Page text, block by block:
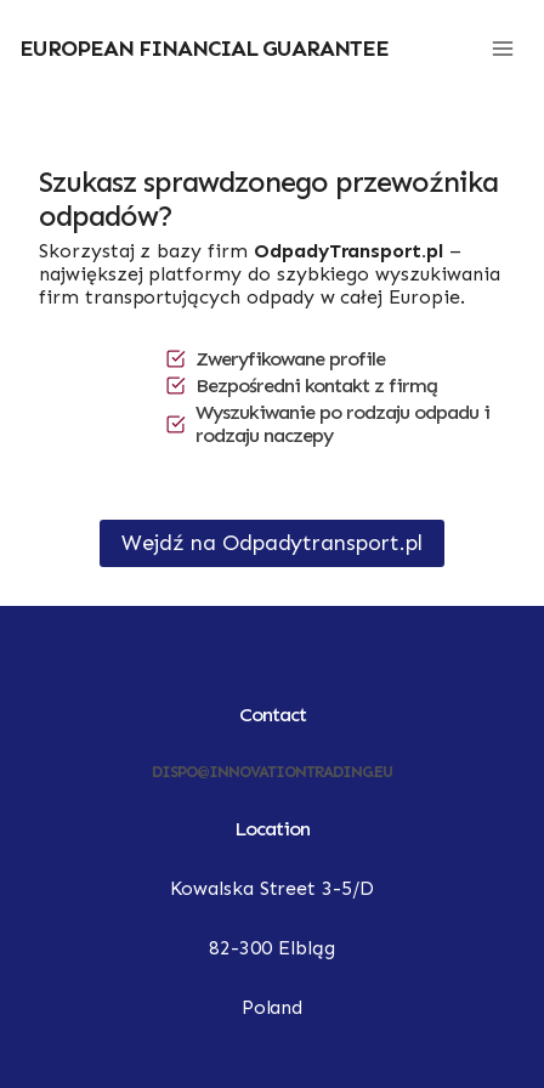
treści
EUROPEAN FINANCIAL GUARANTEE
Szukasz sprawdzonego przewoźnika
odpadów?
Skorzystaj z bazy firm OdpadyTransport.pl–
największej platformy do szybkiego wyszukiwania
firm transportujących odpady w całej Europie.
Zweryfikowane profile
Bezpośredni kontakt z firmą
Wyszukiwanie po rodzaju odpadu i
rodzaju naczepy
Wejdź na Odpadytransport.pl
Contact
DISPO@INNOVATIONTRADING.EU
Location
Kowalska Street 3-5/D
82-300 Elbląg
Poland